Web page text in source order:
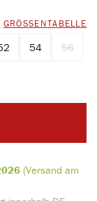
(Versand am
GRÖSSENTABELLE
54 56(Diese